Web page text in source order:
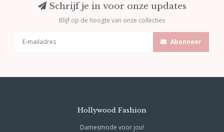
Schrijf je in voor onze updates
Blijf op de hoogte van onze collecties
Abonneer
Hollywood Fashion
Damesmode voor jou!